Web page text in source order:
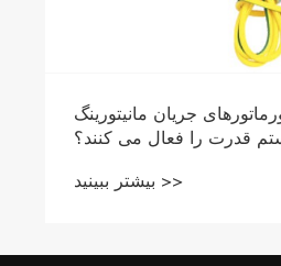
جریان مانیتورینگ
قدرت را فعال می کنند؟
بیشتر ببینید >>